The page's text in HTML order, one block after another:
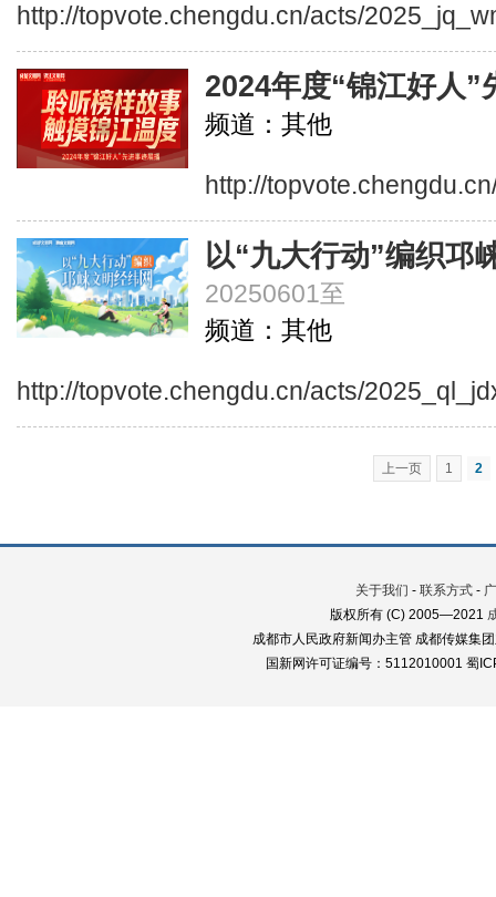
http://topvote.chengdu.cn/acts/
2024年度“锦江好人”
频道：其他
http://
以“九大行动”编织邛
20250601至
频道：其他
http://topvote.chengdu.cn/acts/
上一页 1 2
关于我们 - 联系方式 -
版权所有 (C) 2005—2021
成都市人民政府新闻办主管 成都传媒集
国新网许可证编号：5112010001 蜀